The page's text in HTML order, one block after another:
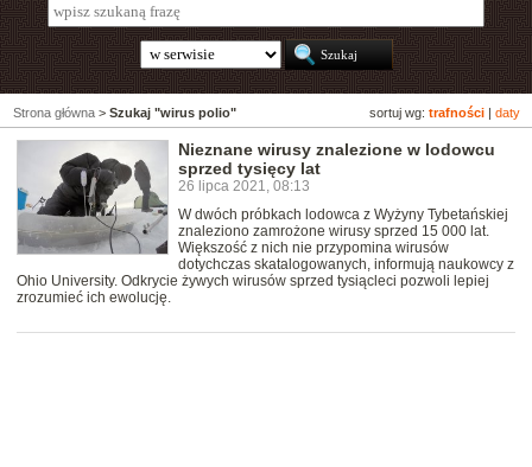
sortuj wg: trafności daty
Strona główna > Szukaj "wirus polio"
Nieznane wirusy znalezione w lodowcu
sprzed tysięcy lat
26 lipca 2021, 08:13
W dwóch próbkach lodowca z Wyżyny Tybetańskiej
znaleziono zamrożone wirusy sprzed 15 000 lat.
Większość z nich nie przypomina wirusów
dotychczas skatalogowanych, informują naukowcy z
Ohio University. Odkrycie żywych wirusów sprzed tysiącleci pozwoli lepiej
zrozumieć ich ewolucję.